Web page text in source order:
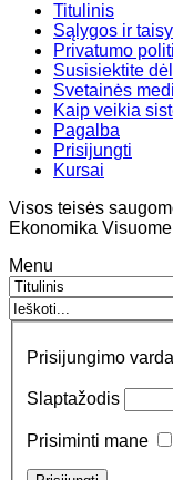
Titulinis
Sąlygos ir
Privatumo
Susisiektite
Svetainės
Kaip veikia
Pagalba
Prisijungti
Kursai
Visos teisės
Ekonomika
Menu
Prisijungimo
Slaptažodis
Prisiminti mane